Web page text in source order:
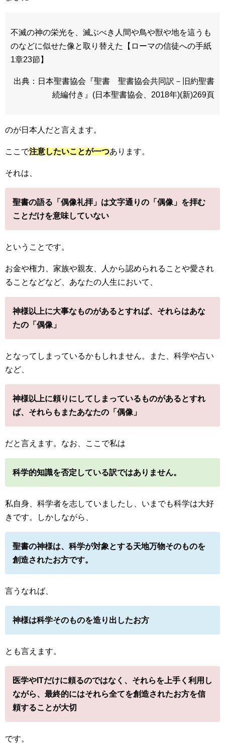
不滅の神の栄光を、滅ぶべき人間や鳥や獣や地を這うも
のなどに似せた像と取り替えた【ローマの信徒への手紙
1章23節】
出典：日本聖書協会『聖書 聖書協会共同訳－旧約聖書
続編付き』(日本聖書協会、2018年)(新)269頁
のが日本人だと言えます。
ここで注意したいことが一つあります。
それは、
聖書の語る「偶像礼拝」は文字通りの「偶像」を拝む
ことだけを意味していない
ということです。
お金や権力、家族や親友、人から認められることや愛され
ることなどなど、あなたの人生において、
神様以上に大事なものがあるとすれば、それらはあな
たの「偶像」
となってしまっているかもしれません。また、科学や占い
など、
神様以上に頼りにしてしまっているものがあるとすれ
ば、それらもまたあなたの「偶像」
だと言えます。なお、ここで私は
科学的知識を否定している訳ではありません。
私自身、科学者を志していましたし、いまでも科学は大好
きです。しかしながら、
聖書の神様は、科学が対象とする天地万物そのものを
創造されたお方です。
言うなれば、
神様は科学そのものを造り出したお方
とも言えます。
医学やITだけに頼るのではなく、それらを上手く利用し
ながら、最終的にはそれら全てを創造されたお方を信
頼することが大切
です。